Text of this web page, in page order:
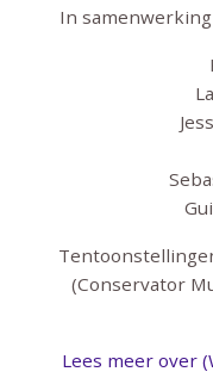
In
(Conservator
Lees meer over